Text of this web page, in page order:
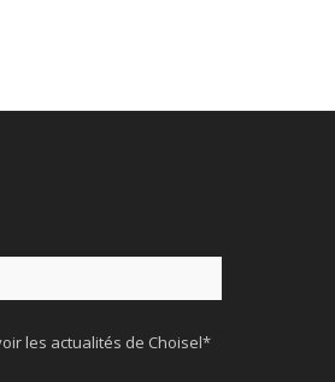
les actualités de Choisel*